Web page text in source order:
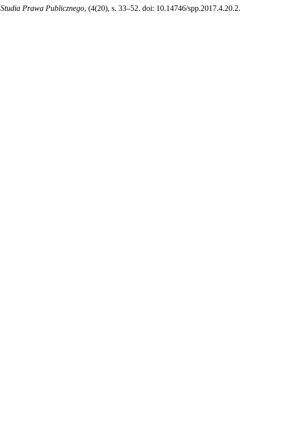
Studia Prawa Publicznego, (4(20), s. 33–52. doi: 10.14746/spp.2017.4.20.2.